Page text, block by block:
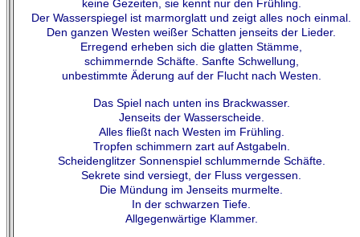
keine Gezeiten, sie kennt nur den Frühling.
Der Wasserspiegel ist marmorglatt und zeigt alles noch einmal.
Den ganzen Westen weißer Schatten jenseits der Lieder.
Erregend erheben sich die glatten Stämme,
schimmernde Schäfte. Sanfte Schwellung,
unbestimmte Äderung auf der Flucht nach Westen.
Das Spiel nach unten ins Brackwasser.
Jenseits der Wasserscheide.
Alles fließt nach Westen im Frühling.
Tropfen schimmern zart auf Astgabeln.
Scheidenglitzer Sonnenspiel schlummernde Schäfte.
Sekrete sind versiegt, der Fluss vergessen.
Die Mündung im Jenseits murmelte.
In der schwarzen Tiefe.
Allgegenwärtige Klammer.